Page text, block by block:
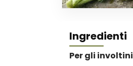
Ingredienti
Per gli involtini